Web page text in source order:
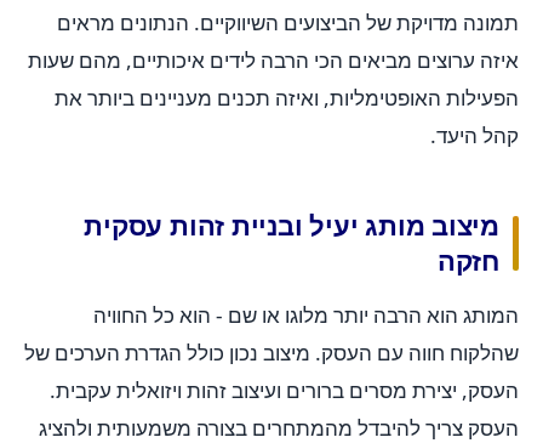
תמונה מדויקת של הביצועים השיווקיים. הנתונים מראים
איזה ערוצים מביאים הכי הרבה לידים איכותיים, מהם שעות
הפעילות האופטימליות, ואיזה תכנים מעניינים ביותר את
קהל היעד.
מיצוב מותג יעיל ובניית זהות עסקית
חזקה
המותג הוא הרבה יותר מלוגו או שם - הוא כל החוויה
שהלקוח חווה עם העסק. מיצוב נכון כולל הגדרת הערכים של
העסק, יצירת מסרים ברורים ועיצוב זהות ויזואלית עקבית.
העסק צריך להיבדל מהמתחרים בצורה משמעותית ולהציג